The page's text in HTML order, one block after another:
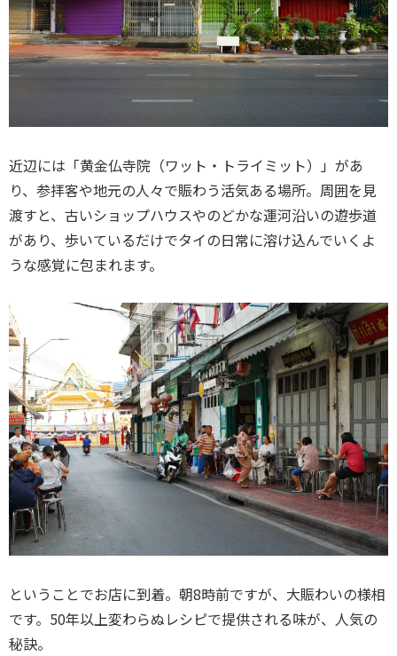
近辺には「黄金仏寺院（ワット・トライミット）」があ
り、参拝客や地元の人々で賑わう活気ある場所。周囲を見
渡すと、古いショップハウスやのどかな運河沿いの遊歩道
があり、歩いているだけでタイの日常に溶け込んでいくよ
うな感覚に包まれます。
ということでお店に到着。朝8時前ですが、大賑わいの様相
です。50年以上変わらぬレシピで提供される味が、人気の
秘訣。